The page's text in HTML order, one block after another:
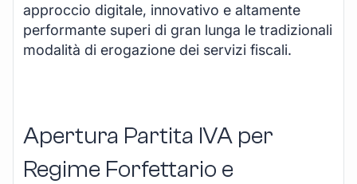
approccio digitale, innovativo e altamente
performante superi di gran lunga le tradizionali
modalità di erogazione dei servizi fiscali.
Apertura Partita IVA per
Regime Forfettario e